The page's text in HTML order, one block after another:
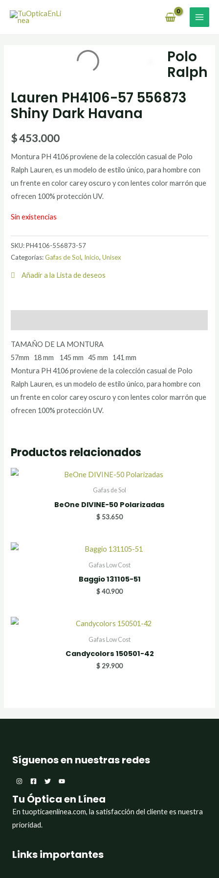
Polo
Ralph
Lauren PH4106-57 556873
Shiny Dark Havana
$453.000
Montura PH 4106 proviene de la colección casual de Polo
Ralph Lauren, es un modelo de estilo único, para hombre con
un frente en color carey oscuro y con lentes color marrón que
ofrecen 100% protección UV.
Sin existencias
SKU:PH4106-556873-57
Categorías:Gafas de Sol, Inicio,Unisex
Añadir a la Lista de deseos
TAMAÑO DE LA MONTURA
57mm 18 mm 145 mm 45 mm 141 mm
Montura PH 4106 proviene de la colección casual de Polo
Ralph Lauren, es un modelo de estilo único, para hombre con
un frente en color carey oscuro y con lentes color marrón que
ofrecen 100% protección UV.
Productos relacionados
Gafas de Sol
BeOne DIVINE-50 Polarizadas
$ 53.650
Gafas Low Cost
Baggio 131105-51
$40.900
Gafas Low Cost
Candycolors 150501-42
$ 29.900
Síguenos en nuestras redes
Tu Óptica en Línea
En tuopticaenlinea.com, la satisfacción del cliente es nuestra
prioridad.
Links importantes